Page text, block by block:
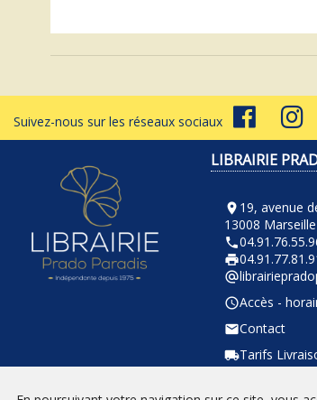
Suivez-nous sur les réseaux sociaux
LIBRAIRIE
room 19, avenue
13008 Marseille
phone
local_printshop
alternate_email
query_builderAccès -
emailContact
local_shippingTarifs